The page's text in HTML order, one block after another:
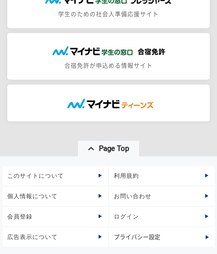
学生のための社会人準備応援サイト
合宿免許が申込める情報サイト
Page Top
このサイトについて 利用規約
個人情報について お問い合わせ
会員登録 ログイン
広告表示について プライバシー設定